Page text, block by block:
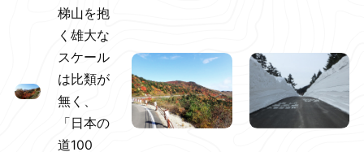
梯山を抱
く雄大な
スケール
は比類が
無く、
「日本の
道100